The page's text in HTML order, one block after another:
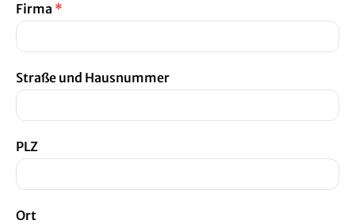
Firma *
Straße und Hausnummer
PLZ
Ort